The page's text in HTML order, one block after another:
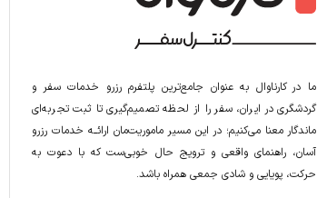
ما در کارناوال به عنوان جامع‌ترین پلتفرم رزرو خدمات سفر و
گردشگری در ایران، سفر را از لحظه‌ تصمیم‌گیری تا ثبت تجربه‌ای
ماندگار معنا می‌کنیم؛ در این مسیر‍ ماموریت‌مان اراﺋــﻪ خدمات رزرو
آسان، راهنمای واقعی و ترویج حال خوبی‌ست که با دعوت به
حرکت، پویایی و شادی جمعی همراه باشد.